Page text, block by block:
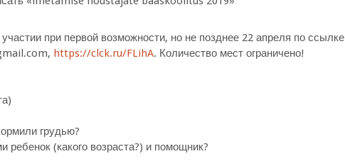
при первой возможности, но не позднее 22 апреля по ссылке
https://clck.ru/FLihA. Количество мест ограничено!
грудью?
ребенок (какого возраста?) и помощник?